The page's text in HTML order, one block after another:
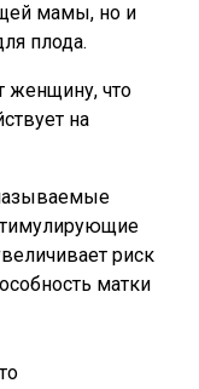
мамы, но и
плода.
женщину, что
на
риск
матки